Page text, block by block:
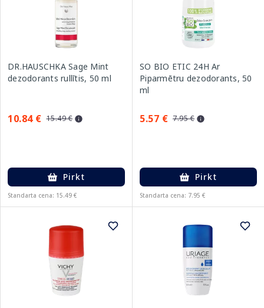
DR.HAUSCHKA Sage Mint
dezodorants rullītis, 50 ml
10.84 € 15.49 €
Pirkt
Standarta cena: 15.49 €
SO BIO ETIC 24H Ar
Piparmētru dezodorants, 50
ml
5.57 € 7.95 €
Pirkt
Standarta cena: 7.95 €